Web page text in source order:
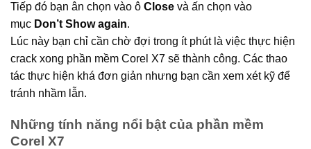
Tiếp đó bạn ân chọn vào ô Close và ấn chọn vào
mục Don’t Show again.
Lúc này bạn chỉ cần chờ đợi trong ít phút là việc thực hiện
crack xong phần mềm Corel X7 sẽ thành công. Các thao
tác thực hiện khá đơn giản nhưng bạn cần xem xét kỹ để
tránh nhầm lẫn.
Những tính năng nổi bật của phần mềm
Corel X7